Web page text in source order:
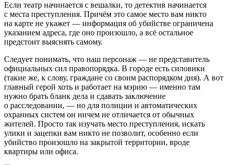
Если театр начинается с вешалки, то детектив начинается
с места преступления. Причём это самое место вам никто
на карте не укажет — информация об убийстве ограничена
указанием адреса, где оно произошло, а всё остальное
предстоит выяснять самому.
Следует понимать, что наш персонаж — не представитель
официальных сил правопорядка. В городе есть силовики
(такие же, к слову, граждане со своим распорядком дня). А вот
главный герой хоть и работает на мэрию — именно там
нужно брать бланк дела и сдавать заключение
о расследовании, — но для полиции и автоматических
охранных систем он ничем не отличается от обычных
жителей. Просто так изучать место преступления, искать
улики и зацепки вам никто не позволит, особенно если
убийство произошло на закрытой территории, вроде
квартиры или офиса.